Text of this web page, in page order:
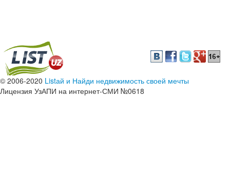
© 2006-2020 Listай и Найди недвижимость своей мечты
Лицензия УзАПИ на интернет-СМИ №0618